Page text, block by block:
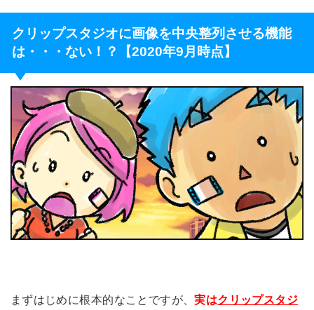
クリップスタジオに画像を中央整列させる機能
は・・・ない！？【2020年9月時点】
まずはじめに根本的なことですが、実はクリップスタジ